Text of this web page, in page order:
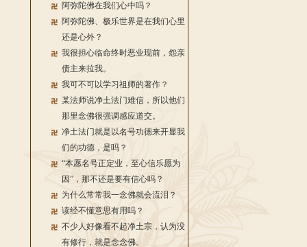
阿弥陀佛在我们心中吗？
阿弥陀佛、极乐世界是在我们心里
还是心外？
我很担心临命终时恶业现前，怨亲
债主来拉我。
我可不可以学习祖师的著作？
某法师说净土法门难信，所以他们
那里念佛很强调感应道交。
净土法门就是以名号功德来开显我
们的功德，是吗？
“本愿名号正定业，至心信乐愿为
因”，那不还是要有信心吗？
为什么常常我一念佛就会流泪？
读经不懂意思有用吗？
不少人好像看不起净土宗，认为没
有修行，就是念念佛。